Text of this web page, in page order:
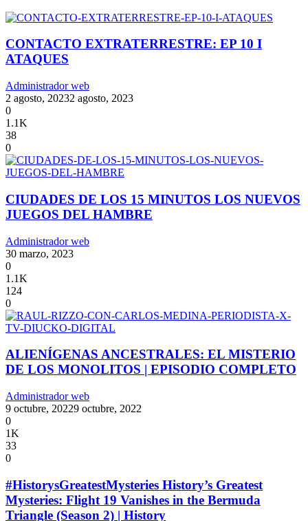
CONTACTO EXTRATERRESTRE: EP 10 I
ATAQUES
Administrador web
2 agosto, 20232 agosto, 2023
0
1.1K
38
0
CIUDADES DE LOS 15 MINUTOS LOS NUEVOS
JUEGOS DEL HAMBRE
Administrador web
30 marzo, 2023
0
1.1K
124
0
ALIENÍGENAS ANCESTRALES: EL MISTERIO
DE LOS MONOLITOS | EPISODIO COMPLETO
Administrador web
9 octubre, 20229 octubre, 2022
0
1K
33
0
#HistorysGreatestMysteries History’s Greatest
Mysteries: Flight 19 Vanishes in the Bermuda
Triangle (Season 2) | History